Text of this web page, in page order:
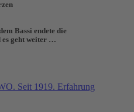
Bassi endete die
es geht weiter …